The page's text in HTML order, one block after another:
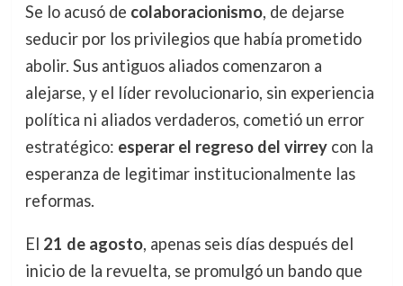
Se lo acusó de colaboracionismo, de dejarse
seducir por los privilegios que había prometido
abolir. Sus antiguos aliados comenzaron a
alejarse, y el líder revolucionario, sin experiencia
política ni aliados verdaderos, cometió un error
estratégico: esperar el regreso del virreycon la
esperanza de legitimar institucionalmente las
reformas.
El 21 de agosto, apenas seis días después del
inicio de la revuelta, se promulgó un bando que